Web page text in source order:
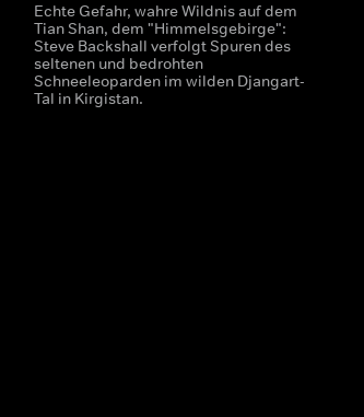
Echte Gefahr, wahre Wildnis auf dem
Tian Shan, dem "Himmelsgebirge":
Steve Backshall verfolgt Spuren des
seltenen und bedrohten
Schneeleoparden im wilden Djangart-
Tal in Kirgistan.